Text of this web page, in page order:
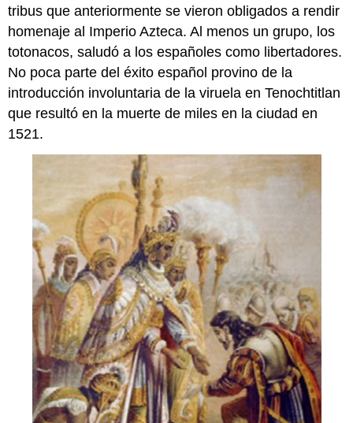
tribus que anteriormente se vieron obligados a rendir
homenaje al Imperio Azteca. Al menos un grupo, los
totonacos, saludó a los españoles como libertadores.
No poca parte del éxito español provino de la
introducción involuntaria de la viruela en Tenochtitlan
que resultó en la muerte de miles en la ciudad en
1521.